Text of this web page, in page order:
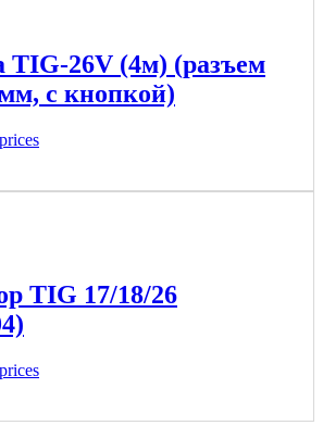
TIG-26V (4м) (разъем
с кнопкой)
TIG 17/18/26